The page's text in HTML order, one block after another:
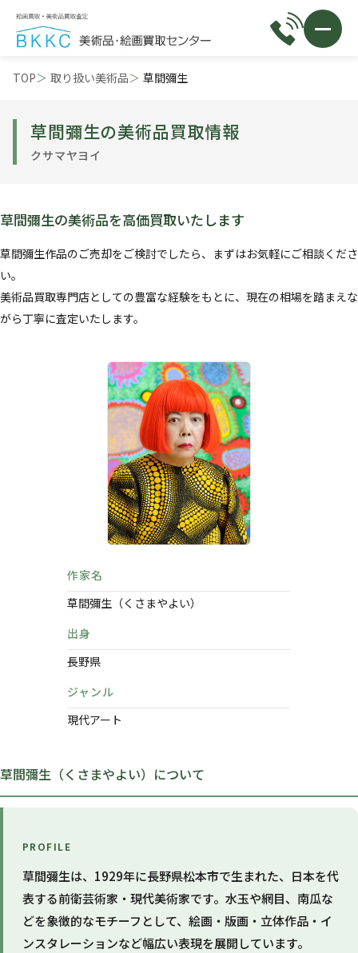
TOP 取り扱い美術品 草間彌生
草間彌生の美術品買取情報
クサマヤヨイ
草間彌生の美術品を高価買取いたします
草間彌生作品のご売却をご検討でしたら、まずはお気軽にご相談くださ
い。
美術品買取専門店としての豊富な経験をもとに、現在の相場を踏まえな
がら丁寧に査定いたします。
作家名
草間彌生（くさまやよい）
出身
長野県
ジャンル
現代アート
草間彌生（くさまやよい）について
PROFILE
草間彌生は、1929年に長野県松本市で生まれた、日本を代
表する前衛芸術家・現代美術家です。水玉や網目、南瓜な
どを象徴的なモチーフとして、絵画・版画・立体作品・イ
ンスタレーションなど幅広い表現を展開しています。